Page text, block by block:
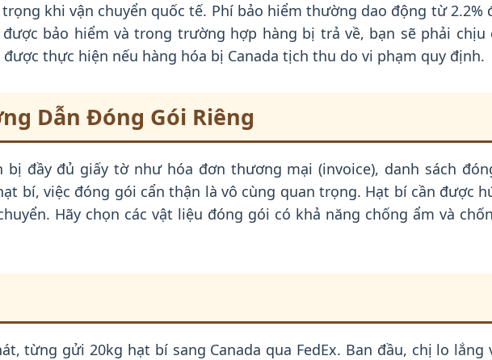
khi vận chuyển quốc tế. Phí bảo hiểm thường dao động từ 2.2%
bảo hiểm và trong trường hợp hàng bị trả về, bạn sẽ phải chịu
thực hiện nếu hàng hóa bị Canada tịch thu do vi phạm quy định.
Dẫn Đóng Gói Riêng
bị đầy đủ giấy tờ như hóa đơn thương mại (invoice), danh sách
bí, việc đóng gói cẩn thận là vô cùng quan trọng. Hạt bí cần được
Hãy chọn các vật liệu đóng gói có khả năng chống ẩm và
từng gửi 20kg hạt bí sang Canada qua FedEx. Ban đầu, chị lo